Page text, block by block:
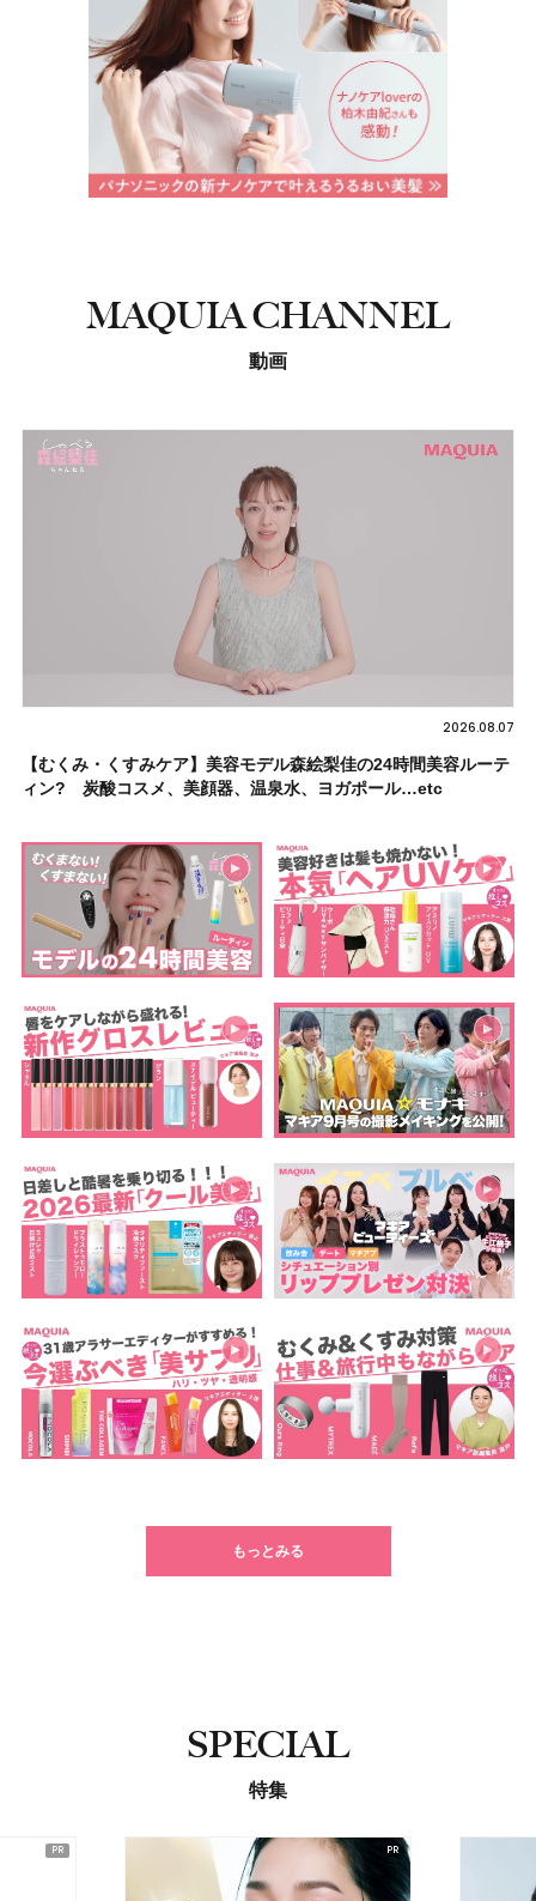
MAQUIA CHANNEL
動画
2026.08.07
【むくみ・くすみケア】美容モデル森絵梨佳の24時間美容ルーテ
ィン? 炭酸コスメ、美顔器、温泉水、ヨガポール…etc
もっとみる
SPECIAL
特集